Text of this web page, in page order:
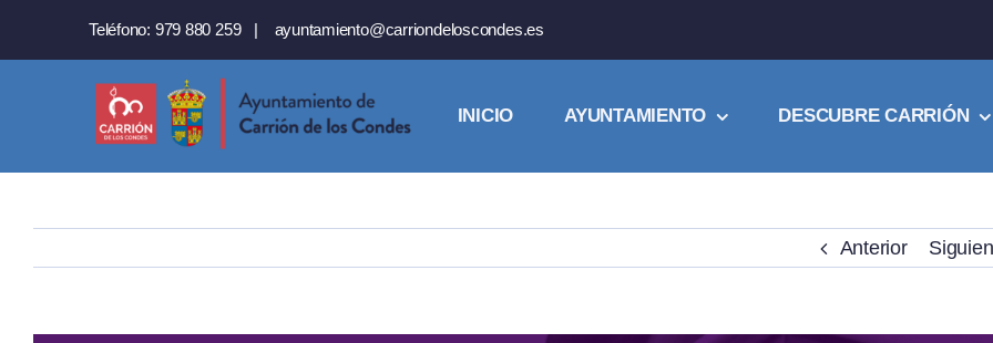
Teléfono: 979 880 259 | ayuntamiento@carriondeloscondes.es
INICIO AYUNTAMIENTO DESCUBRE CARRIÓN
Anterior